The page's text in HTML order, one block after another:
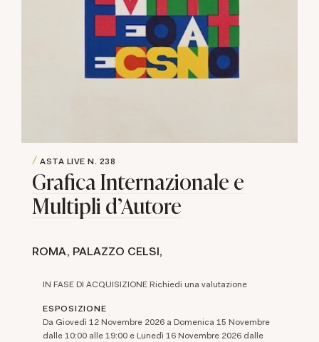
ASTA LIVE N. 238
Grafica Internazionale e
Multipli d'Autore
ROMA, PALAZZO CELSI,
IN FASE DI ACQUISIZIONE Richiedi una valutazione
ESPOSIZIONE
Da Giovedì 12 Novembre 2026 a Domenica 15 Novembre
dalle 10:00 alle 19:00 e Lunedì 16 Novembre 2026 dalle